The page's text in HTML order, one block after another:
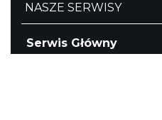
NASZE SERWISY
Serwis Główny